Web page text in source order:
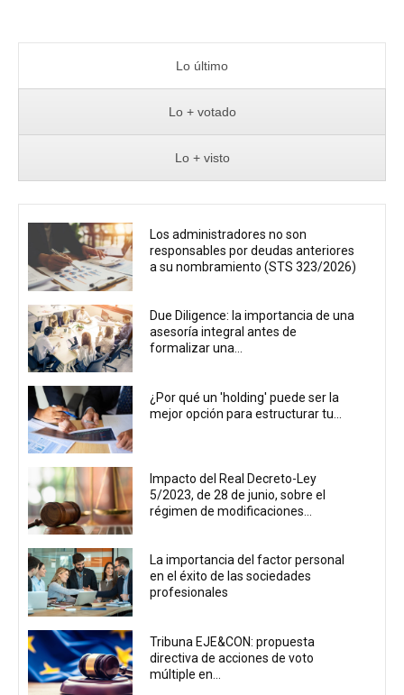
Lo último
Lo + votado
Lo + visto
Los administradores no son
responsables por deudas anteriores
a su nombramiento (STS 323/2026)
Due Diligence: la importancia de una
asesoría integral antes de
formalizar una...
¿Por qué un 'holding' puede ser la
mejor opción para estructurar tu...
Impacto del Real Decreto-Ley
5/2023, de 28 de junio, sobre el
régimen de modificaciones...
La importancia del factor personal
en el éxito de las sociedades
profesionales
Tribuna EJE&CON: propuesta
directiva de acciones de voto
múltiple en...